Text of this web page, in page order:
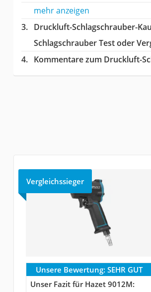
mehr anzeigen
Druckluft-Schlagschrauber-
Schlagschrauber Test oder
Kommentare zum Druckluft-
Vergleichssieger
Unsere Bewertung: SEHR GUT
Unser Fazit für Hazet 9012M: